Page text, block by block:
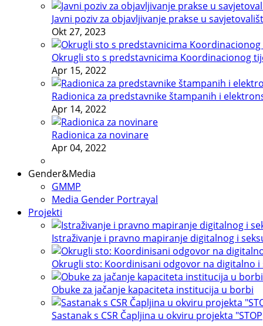
Javni poziv za objavljivanje prakse u
Okt 27, 2023
Okrugli sto s predstavnicima Koordinacionog
Apr 15, 2022
Radionica za predstavnike štampanih i
Apr 14, 2022
Radionica za novinare
Apr 04, 2022
Gender&Media
GMMP
Media Gender Portrayal
Projekti
Istraživanje i pravno mapiranje digitalnog i
Okrugli sto: Koordinisani odgovor na digitalno i
Obuke za jačanje kapaciteta institucija u borbi
Sastanak s CSR Čapljina u okviru projekta "STOP